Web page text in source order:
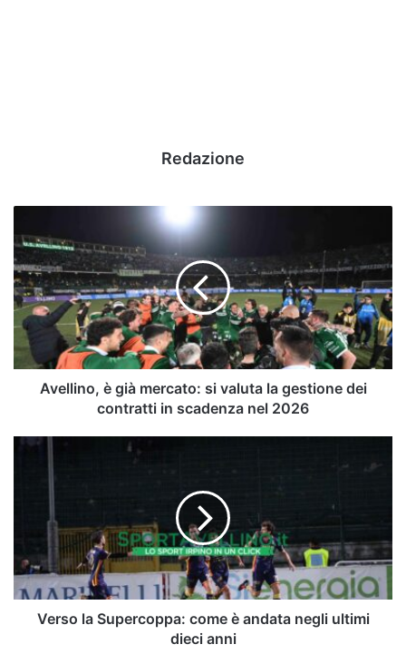
Redazione
già
mercato:
si
valuta
la
gestione
dei
contratti
nel
Avellino, è già mercato: si valuta la gestione dei
contratti in scadenza nel 2026
Verso
negli
ultimi
dieci
Verso la Supercoppa: come è andata negli ultimi
dieci anni